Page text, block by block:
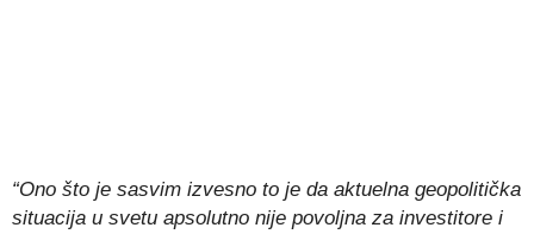
“Ono što je sasvim izvesno to je da aktuelna geopolitička
situacija u svetu apsolutno nije povoljna za investitore i